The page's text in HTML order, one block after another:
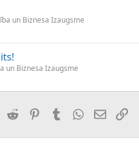
un Biznesa Izaugsme
un Biznesa Izaugsme
LinkedInReddit PinterestTumblrWhatsApp
E-pasts